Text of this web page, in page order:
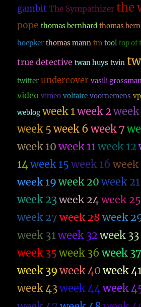
gambit The Sympathizer the
pope thomas bernhard thomas
hoepker thomas mann tm tool top of
true detective twan huys twin
twitter undercover vasili
video vimeo voltaire voornemens
weblog week 1week 2week
week 5 week 6 week 7
week 10 week 11week 12
14week 15 week 16 week
week 19 week 20 week 21
week 23week 24week 25
week 27 week 28 week
week 31week 32week 33
week 35 week 36 week 37
week 39 week 40 week
week 43week 44week